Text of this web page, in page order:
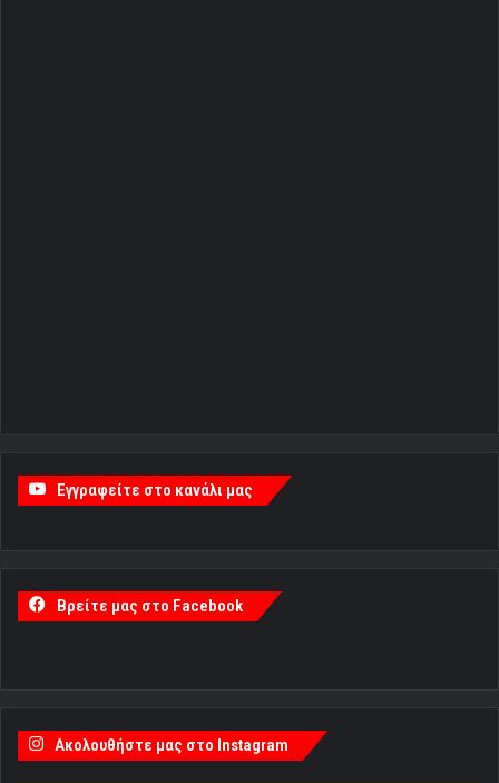
Εγγραφείτε στο κανάλι μας
Βρείτε μας στο Facebook
Ακολουθήστε μας στο Instagram